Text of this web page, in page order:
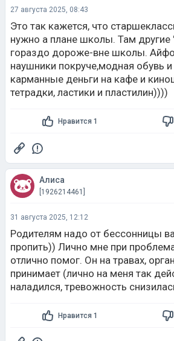
27 августа 2025, 08:43
Это так кажется, что
нужно а плане школы. Там другие
гораздо дороже-вне школы.
наушники покруче,модная обувь
карманные деньги на кафе и
тетрадки, ластики и пластилин))))
Нравится 1
Алиса
[1926214461]
31 августа 2025, 12:12
Родителям надо от бессонницы
пропить)) Лично мне при
отлично помог. Он на травах,
принимает (лично на меня так
наладился, тревожность
Нравится 1